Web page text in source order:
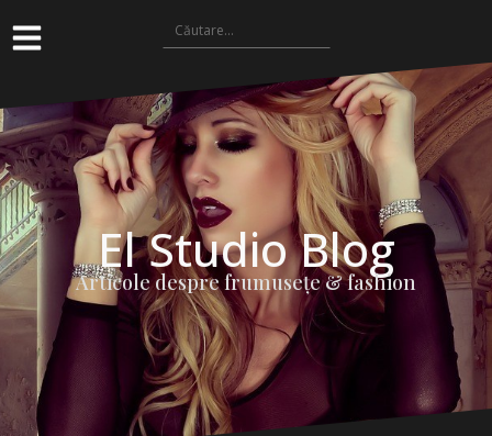
El Studio Blog
Articole despre frumuseţe & fashion